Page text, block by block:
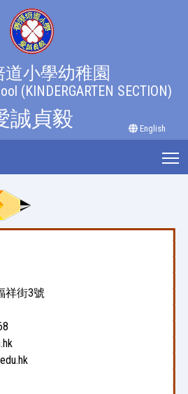
道小學幼稚園
(KINDERGARTEN SECTION)
誠貞毅 English
祥街3號